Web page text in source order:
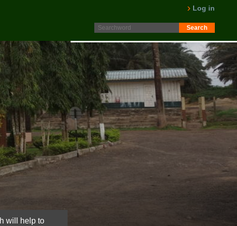
Log in
Intranett. Logg in. Minutes from AGM 2025 is now available
LES MER
will help to